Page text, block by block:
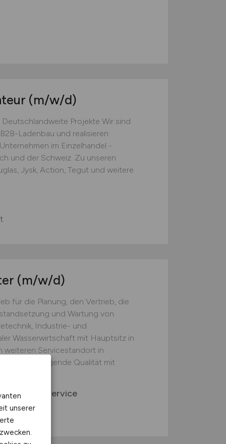
(m/w/d)
Projekte Wir sind
Ladenbau und realisieren
im Einzelhandel -
und der Schweiz. Zu unseren
Jysk, Action, Tegut und weitere
(m/w/d)
für die Planung, den Vertrieb, die
und Wartung von
Industrie- und
Wasserwirtschaft mit Hauptsitz in
weiteren Servicestandort in
es, hervorragende Qualität mit
| Service
unserer